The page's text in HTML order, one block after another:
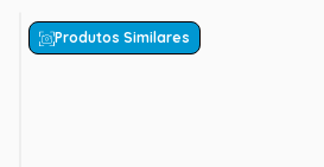
Produtos Similares